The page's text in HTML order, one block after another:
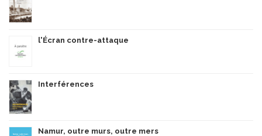
l'Écran contre-attaque
Interférences
Namur, outre murs, outre mers